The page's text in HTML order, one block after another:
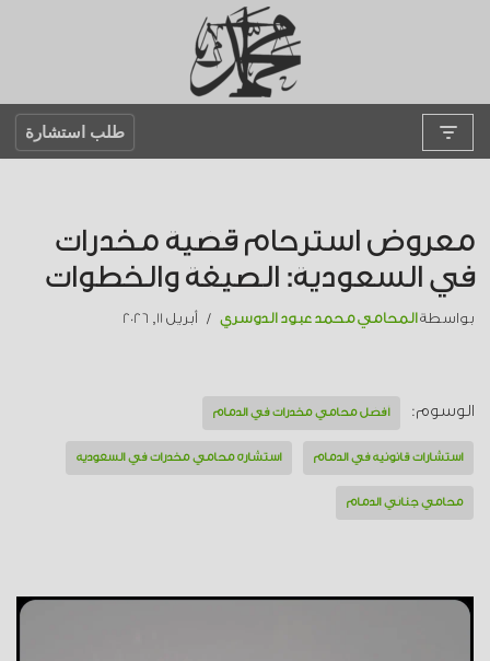
المحتوى
طلب استشارة
معروض استرحام قضية مخدرات
في السعودية: الصيغة والخطوات
بواسطة المحامي محمد عبود الدوسري أبريل 11, 2026
الوسوم: أفضل محامي مخدرات في الدمام
استشارات قانونية في الدمام استشارة محامي مخدرات في السعودية
محامي جنائي الدمام